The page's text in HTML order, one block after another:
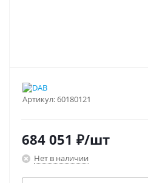
Артикул:60180121
684 051 ₽/шт
Нет в наличии